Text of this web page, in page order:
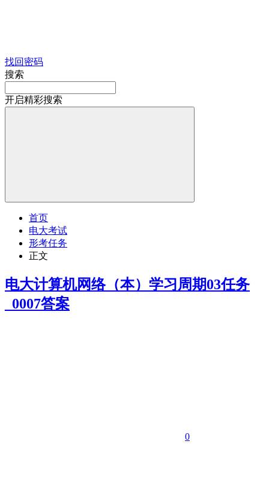
找回密码
搜索
开启精彩搜索
首页
电大考试
形考任务
正文
电大计算机网络（本）学习周期03任务
_0007答案
0